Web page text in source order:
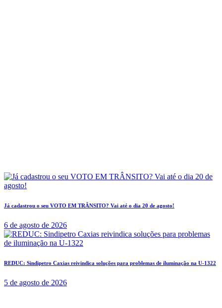
Já cadastrou o seu VOTO EM TRÂNSITO? Vai até o dia 20 de agosto!
6 de agosto de 2026
REDUC: Sindipetro Caxias reivindica soluções para problemas de iluminação na U-1322
5 de agosto de 2026